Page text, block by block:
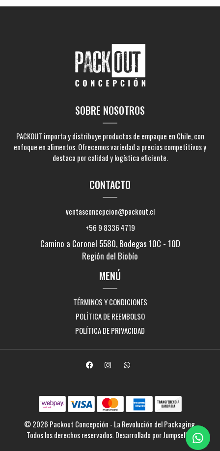
SOBRE NOSOTROS
PACKOUT importa y distribuye productos de empaque en Chile, con
enfoque en alimentos. Ofrecemos variedad a precios competitivos y
destaca por calidad y logística eficiente.
CONTACTO
ventasconcepcion@packout.cl
+56 9 8336 4719
Camino a Coronel 5580, Bodegas 10C - 10D
Región del Biobío
MENÚ
TÉRMINOS Y CONDICIONES
POLÍTICA DE REEMBOLSO
POLÍTICA DE PRIVACIDAD
© 2026 Packout Concepción - La Revolución del Packaging.
Todos los derechos reservados.Desarrollado por Jumpseller .